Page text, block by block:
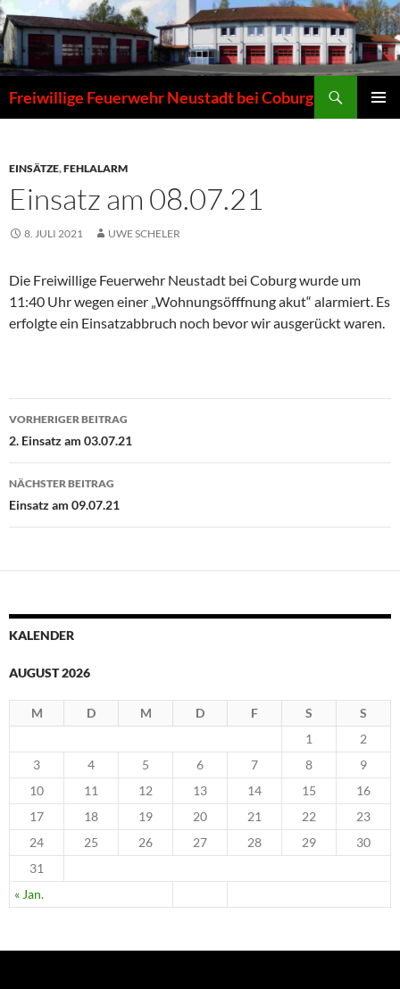
Zum
Inhalt
springen
Freiwillige Feuerwehr Neustadt bei Coburg
EINSÄTZE,FEHLALARM
Einsatz am 08.07.21
8. JULI 2021 UWE SCHELER
Die Freiwillige Feuerwehr Neustadt bei Coburg wurde um
11:40 Uhr wegen einer „Wohnungsöfffnung akut“ alarmiert. Es
erfolgte ein Einsatzabbruch noch bevor wir ausgerückt waren.
Beitragsnavigation
VORHERIGER BEITRAG
2. Einsatz am 03.07.21
NÄCHSTER BEITRAG
Einsatz am 09.07.21
KALENDER
AUGUST 2026
M D M D F S S
« Jan.
1
2
3
4 5 6 7 8
9
10
11 12 13 14 15
16
17
18 19 20 21 22
23
24
25 26 27 28 29
30
31